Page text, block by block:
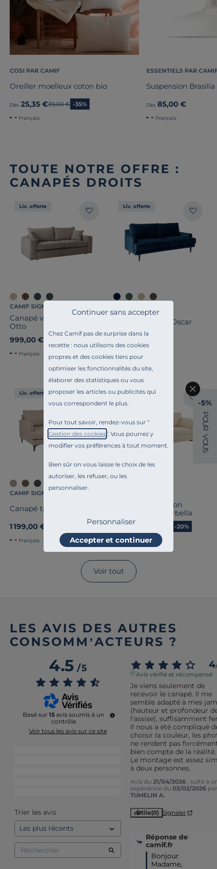
Chez Camif pas de surprise dans la
recette : nous utilisons des cookies
propres et des cookies tiers pour
optimiser les fonctionnalités du site,
élaborer des statistiques ou vous
proposer les articles ou publicités qui
vous correspondent le plus.
Pour tout savoir, rendez-vous sur "
Gestion des cookies". Vous pourrez y
modifier vos préférences à tout moment.
Bien sûr on vous laisse le choix de les
autoriser, les refuser, ou les
personnaliser.
Continuer sans accepter
Personnaliser
Accepter et continuer
COSI PAR CAMIF
Oreiller moelleux coton bio
Dès 25,35 €Ancien prix
39,00 € -35%
Français
ESSENTIELS PAR
Suspension
Dès 85,00 €
Français
TOUTE NOTRE OFFRE :
CANAPÉS DROITS
Liv. offerte
CAMIF SIGNATURE
Canapé velours côtelé
Otto
999,00 €
Français
Liv. offerte
Canapé velours Oscar
999,00 €
Liv. offerte
CAMIF SIGNATURE
Canapé tissu Merlin
1 199,00 €
Français
Liv. offerte
Canapé tissu coton
déhoussable Marbella
799,20 €
Ancien prix-20%
Français
Voir tout
LES AVIS DES AUTRES
CONSOMM’ACTEURS ?
4.5/5
Basé sur 15 avis soumis à un
contrôle
Voir tous les avis sur ce site
10
4
0
0
Trier les avis
4
Avis vérifié et récompensé
Je viens seulement de
recevoir le canapé. Il me
semble adapté à mes
(hauteur et profondeur
l'assise), suffisamment
Il nous a été compliqué
choisir la couleur, les
ne rendent pas
bien compte de la réalité.
Le montage est assez
à deux personnes.
Avis du 21/04/2026 , suite à
expérience du 03/02/2026
TUMELIN A.
Utile(0) Signaler
Réponse de
camif.fr
Bonjour
Madame,
-5%
P
O
U
R
V
O
U
S